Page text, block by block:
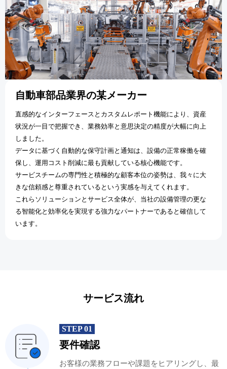
自動車部品業界の某メーカー
直感的なインターフェースとカスタムレポート機能により、資産
状況が一目で把握でき、業務効率と意思決定の精度が大幅に向上
しました。
データに基づく自動的な保守計画と通知は、設備の正常稼働を確
保し、運用コスト削減に最も貢献している核心機能です。
サービスチームの専門性と積極的な顧客本位の姿勢は、我々に大
きな信頼感と尊重されているという実感を与えてくれます。
これらソリューションとサービス全体が、当社の設備管理の更な
る智能化と効率化を実現する強力なパートナーであると確信して
います。
サービス流れ
STEP 01
要件確認
お客様の業務フローや課題をヒアリングし、最